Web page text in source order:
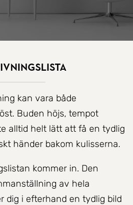
kan vara både
Buden höjs, tempot
alltid helt lätt att få en tydlig
händer bakom kulisserna.
kommer in. Den
av hela
dig i efterhand en tydlig bild